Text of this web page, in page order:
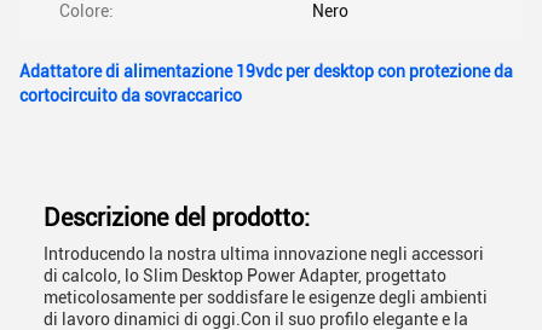
Colore: Nero
Adattatore di alimentazione 19vdc per desktop con protezione da
cortocircuito da sovraccarico
Descrizione del prodotto:
Introducendo la nostra ultima innovazione negli accessori
di calcolo, lo Slim Desktop Power Adapter, progettato
meticolosamente per soddisfare le esigenze degli ambienti
di lavoro dinamici di oggi.Con il suo profilo elegante e la